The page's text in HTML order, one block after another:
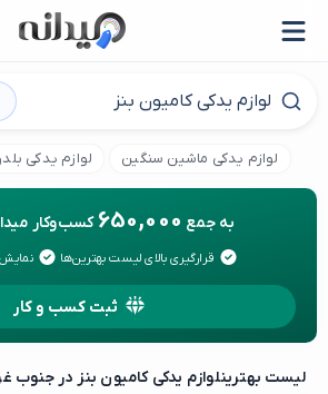
لوازم یدکی ماشین سنگین لوازم یدکی
به جمع 650,000 کسب‌وکار
قرارگیری بالای لیست بهترین‌ها
ثبت کسب و کار
لیست بهترینلوازم یدکی کامیون بنز در جنوب